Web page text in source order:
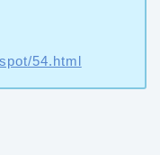
54.html